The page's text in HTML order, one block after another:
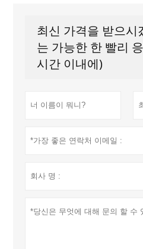
최신 가격을 받으시
는 가능한 한 빨리
시간 이내에)